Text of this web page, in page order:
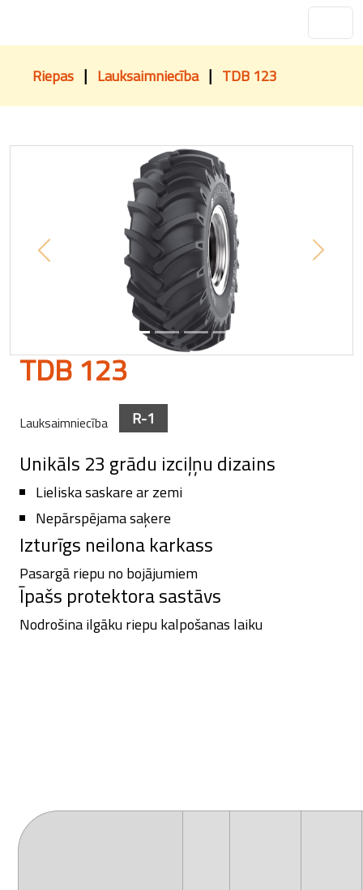
Riepas | Lauksaimniecība | TDB 123
Previous Next
TDB 123
Lauksaimniecība R-1
Unikāls 23 grādu izciļņu dizains
Lieliska saskare ar zemi
Nepārspējama saķere
Izturīgs neilona karkass
Pasargā riepu no bojājumiem
Īpašs protektora sastāvs
Nodrošina ilgāku riepu kalpošanas laiku